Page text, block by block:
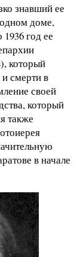
знавший ее
доме,
1936 год ее
который
и смерти в
своей
который
также
в начале